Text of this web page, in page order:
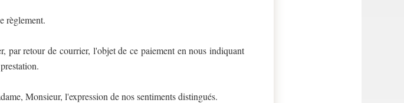
règlement.
par retour de courrier, l'objet de ce paiement en nous indiquant
Monsieur, l'expression de nos sentiments distingués.